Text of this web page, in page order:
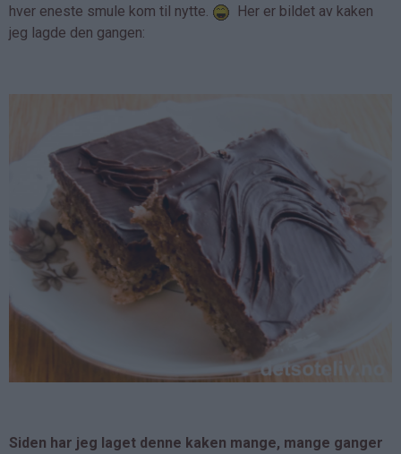
hver eneste smule kom til nytte.
Her er bildet av kaken
jeg lagde den gangen:
Siden har jeg laget denne kaken mange, mange ganger